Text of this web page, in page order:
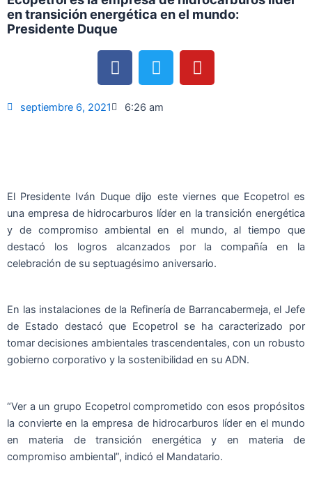
en transición energética en el mundo:
Presidente Duque
F
a
c
e
T
w
i
t
Y
o
u
septiembre 6, 2021 6:26 am
El Presidente Iván Duque dijo este viernes que Ecopetrol es
una empresa de hidrocarburos líder en la transición energética
y de compromiso ambiental en el mundo, al tiempo que
destacó los logros alcanzados por la compañía en la
celebración de su septuagésimo aniversario.
En las instalaciones de la Refinería de Barrancabermeja, el Jefe
de Estado destacó que Ecopetrol se ha caracterizado por
tomar decisiones ambientales trascendentales, con un robusto
gobierno corporativo y la sostenibilidad en su ADN.
“Ver a un grupo Ecopetrol comprometido con esos propósitos
la convierte en la empresa de hidrocarburos líder en el mundo
en materia de transición energética y en materia de
compromiso ambiental”, indicó el Mandatario.